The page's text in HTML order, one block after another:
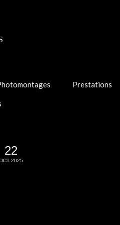
Prestations
22
2025